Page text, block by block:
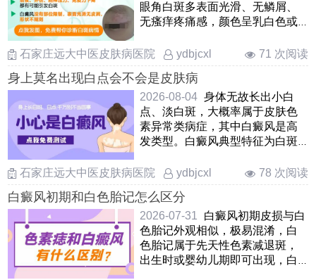
眼角白斑多表面光滑、无鳞屑、
无瘙痒疼痛感，颜色呈乳白色或
……
石家庄远大中医皮肤病医院 ydbjcxl 71 次阅读
身上莫名出现白点会不会是皮肤病
2026-08-04 身体无故长出小白
点、淡白斑，大概率属于皮肤色
素异常类病症，其中白癜风是高
发类型。白癜风典型特征为白斑
石家庄远大中医皮肤病医院
ydbjcxl 78 次阅读
白癜风初期和白色胎记怎么区分
2026-07-31
白癜风初期皮损与白
色胎记外观相似，极易混淆，白
色胎记属于先天性色素减退斑，
出生时或婴幼儿期即可出现，白